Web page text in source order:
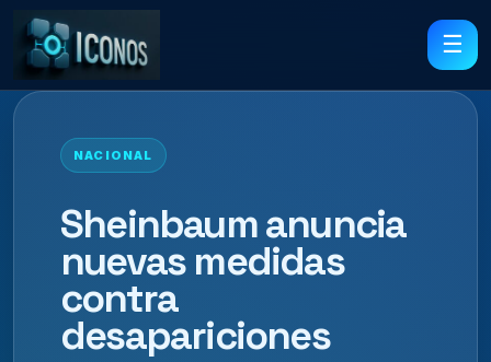
☰
NACIONAL
Sheinbaum anuncia
nuevas medidas
contra
desapariciones